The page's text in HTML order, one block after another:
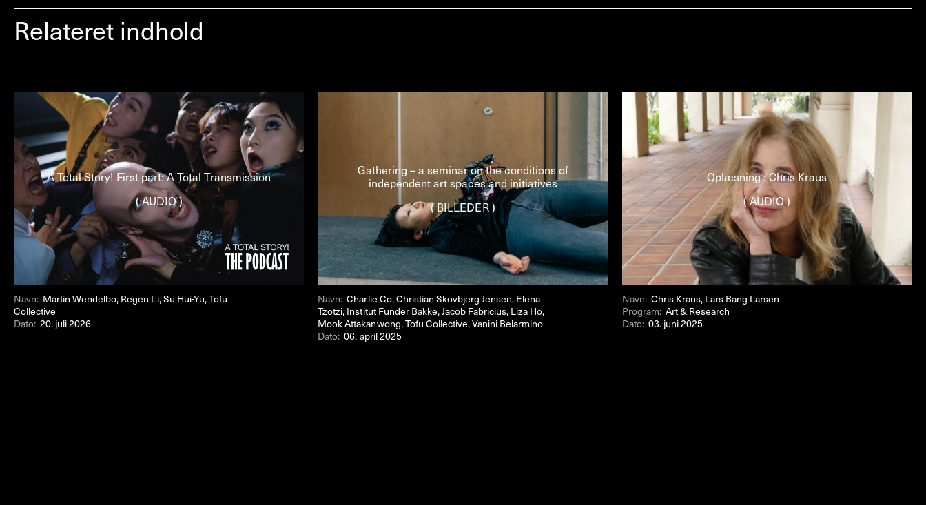
Relateret indhold
A Total Story! First part: A Total Transmission
( AUDIO )
Navn: Martin Wendelbo, Regen Li, Su Hui-Yu, Tofu
Collective
Dato:20. juli 2026
Gathering – a seminar on the conditions of
independent art spaces and initiatives
( BILLEDER )
Navn:Charlie Co, Christian Skovbjerg Jensen, Elena
Tzotzi, Institut Funder Bakke, Jacob Fabricius, Liza Ho,
Mook Attakanwong, Tofu Collective, Vanini Belarmino
Dato:06. april 2025
Oplæsning : Chris Kraus
( AUDIO )
Navn: Chris Kraus, Lars Bang Larsen
Program: Art & Research
Dato: 03. juni 2025